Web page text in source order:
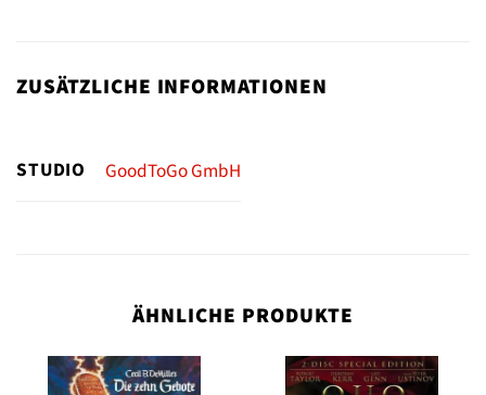
ZUSÄTZLICHE INFORMATIONEN
STUDIO GoodToGo GmbH
ÄHNLICHE PRODUKTE